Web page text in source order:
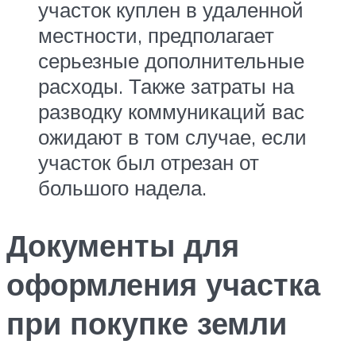
участок куплен в удаленной
местности, предполагает
серьезные дополнительные
расходы. Также затраты на
разводку коммуникаций вас
ожидают в том случае, если
участок был отрезан от
большого надела.
Документы для
оформления участка
при покупке земли